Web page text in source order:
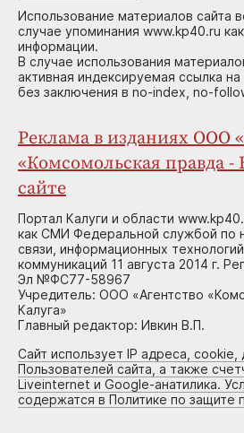
Использование материалов сайта
случае упоминания www.kp40.ru
информации.
В случае использования
активная индексируемая ссылка
без заключения в no-index, no-
Реклама в изданиях ООО
«Комсомольская правда -
сайте
Портал Калуги и области
как СМИ Федеральной службой по
связи, информационных
коммуникаций 11 августа 2014 г.
Эл №ФС77-58967
Учредитель: ООО «Агентство
Калуга»
Главный редактор: Ивкин В.П.
Сайт использует IP адреса, cookie,
Пользователей сайта, а также
Liveinternet и Google-анатилика.
содержатся в Политике по защите